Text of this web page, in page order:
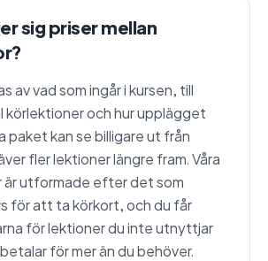
sig priser mellan
av vad som ingår i kursen, till
körlektioner och hur upplägget
paket kan se billigare ut från
fler lektioner längre fram. Våra
är utformade efter det som
för att ta körkort, och du får
för lektioner du inte utnyttjar
för mer än du behöver.